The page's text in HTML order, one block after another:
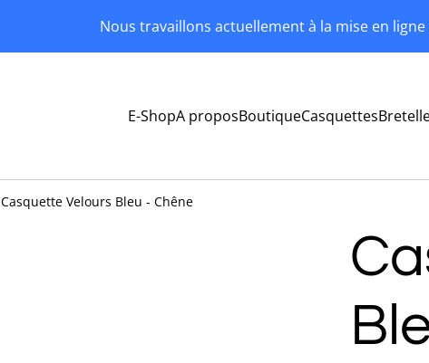
Nous travaillons actuellement à la mise en
E-ShopA proposBoutiqueCasquettes
Casquette Velours Bleu - Chêne